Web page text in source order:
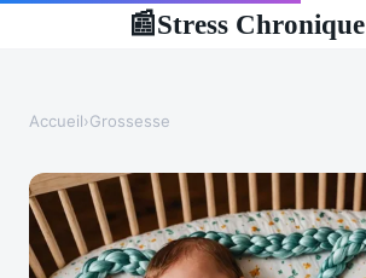
📰Stress Chronique
Accueil›Grossesse